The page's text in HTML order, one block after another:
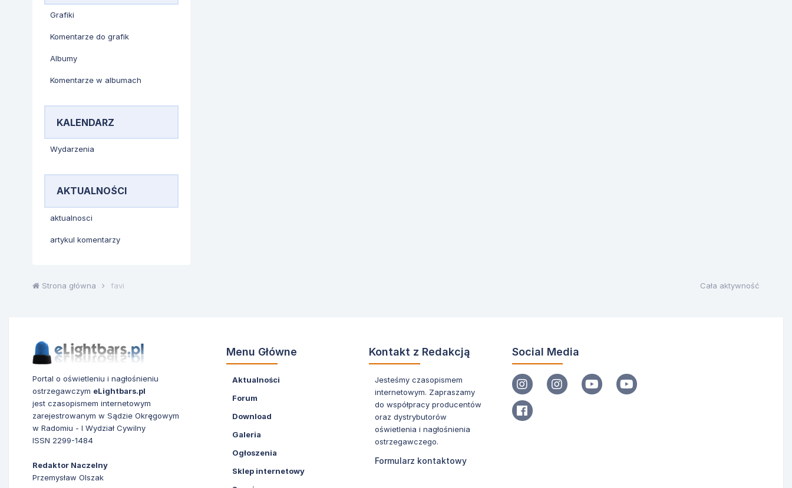
Grafiki
Komentarze do grafik
Albumy
Komentarze w albumach
KALENDARZ
Wydarzenia
AKTUALNOŚCI
aktualnosci
artykul komentarzy
Cała aktywność
Strona główna favi
Portal o oświetleniu i nagłośnieniu
ostrzegawczym eLightbars.pl
jest czasopismem internetowym
zarejestrowanym w Sądzie Okręgowym
w Radomiu - I Wydział Cywilny
ISSN 2299-1484
Redaktor Naczelny
Przemysław Olszak
Menu Główne
Aktualności
Forum
Download
Galeria
Ogłoszenia
Sklep internetowy
Kontakt z Redakcją
Jesteśmy czasopismem
internetowym. Zapraszamy
do współpracy producentów
oraz dystrybutorów
oświetlenia i nagłośnienia
ostrzegawczego.
Formularz kontaktowy
Social Media